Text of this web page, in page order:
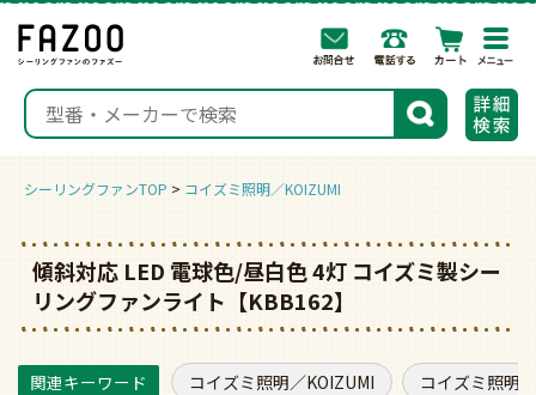
検索
シーリングファンTOP コイズミ照明／KOIZUMI
傾斜対応 LED 電球色/昼白色 4灯 コイズミ製シー
リングファンライト【KBB162】
コイズミ照明／KOIZUMI コイズミ照明